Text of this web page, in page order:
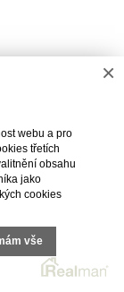
×
webu a pro
třetích
obsahu
jako
cookies
vše